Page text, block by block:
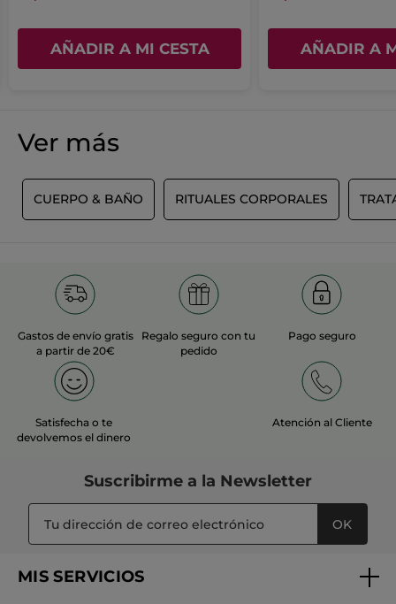
AÑADIR A MI CESTA AÑADIR A
Ver más
CUERPO & BAÑO RITUALES CORPORALES
Gastos de envío gratis
a partir de 20€
Regalo seguro con tu
pedido
Pago seguro
Satisfecha o te
devolvemos el dinero
Atención al Cliente
Suscribirme a la Newsletter
OK
MIS SERVICIOS